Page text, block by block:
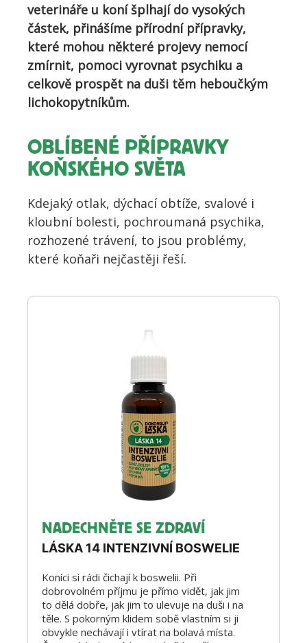
veterináře u koní šplhají do vysokých
částek, přinášíme přírodní přípravky,
které mohou některé projevy nemocí
zmírnit, pomoci vyrovnat psychiku a
celkově prospět na duši těm heboučkým
lichokopytníkům.
OBLÍBENÉ PŘÍPRAVKY
KOŇSKÉHO SVĚTA
Kdejaký otlak, dýchací obtíže, svalové i
kloubní bolesti, pochroumaná psychika,
rozhozené trávení, to jsou problémy,
které koňaři nejčastěji řeší.
NADECHNĚTE SE ZDRAVÍ
LÁSKA 14 INTENZIVNÍ BOSWELIE
Koníci si rádi čichají k boswelii. Při
dobrovolném příjmu je přímo vidět, jak jim
to dělá dobře, jak jim to ulevuje na duši i na
těle. S pokorným klidem sobě vlastním si ji
obvykle nechávají i vtírat na bolavá místa.